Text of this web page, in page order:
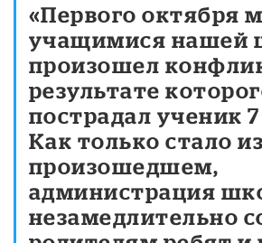
«Первого октября
учащимися нашей
произошел
результате
пострадал ученик 7
Как только стало
произошедшем,
администрация
незамедлительно